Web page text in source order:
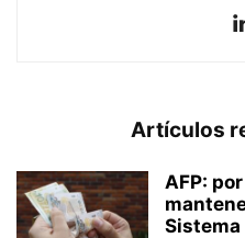
Artículos
AFP:
Sistema